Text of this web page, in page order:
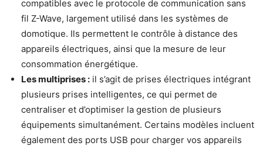
compatibles avec le protocole de communication sans
fil Z-Wave, largement utilisé dans les systèmes de
domotique. Ils permettent le contrôle à distance des
appareils électriques, ainsi que la mesure de leur
consommation énergétique.
Les multiprises : il s’agit de prises électriques intégrant
plusieurs prises intelligentes, ce qui permet de
centraliser et d’optimiser la gestion de plusieurs
équipements simultanément. Certains modèles incluent
également des ports USB pour charger vos appareils